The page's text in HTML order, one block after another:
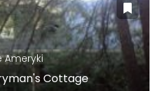
Ameryki
Cottage